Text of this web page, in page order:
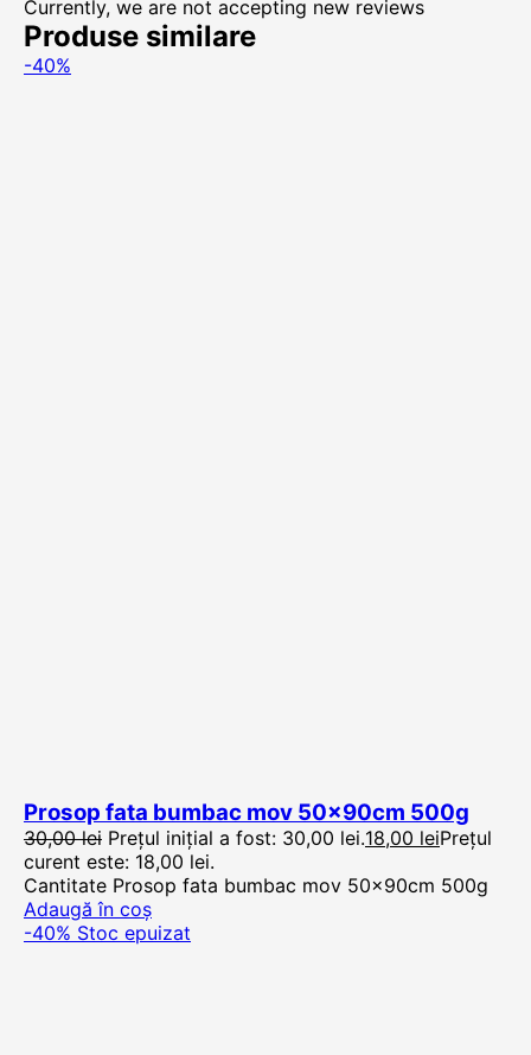
Currently, we are not accepting new reviews
Produse similare
-40%
Prosop fata bumbac mov 50x90cm 500g
30,00lei Prețul inițial a fost: 30,00 lei.18,00 leiPrețul
curent este: 18,00 lei.
Cantitate Prosop fata bumbac mov 50x90cm 500g
Adaugă în coș
-40% Stoc epuizat